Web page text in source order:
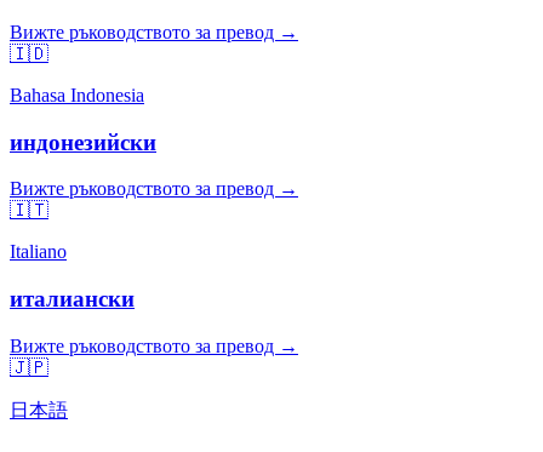
Вижте ръководството за превод →
🇮🇩
Bahasa Indonesia
индонезийски
Вижте ръководството за превод →
🇮🇹
Italiano
италиански
Вижте ръководството за превод →
🇯🇵
日本語